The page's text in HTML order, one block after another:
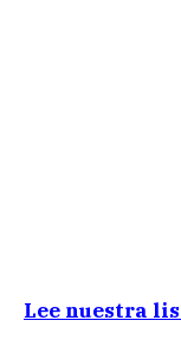
Lee nuestra